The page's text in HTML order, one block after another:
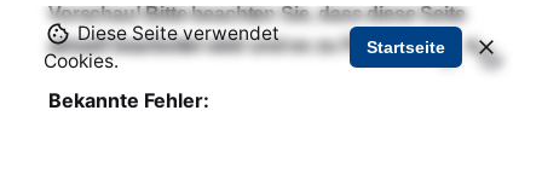
Vorschau! Bitte beachten Sie, dass diese Seite
aktuell bearbeitet wird und es zu Fehlern kommt.
Bekannte Fehler:
Diese Seite verwendet
Cookies.
Startseite